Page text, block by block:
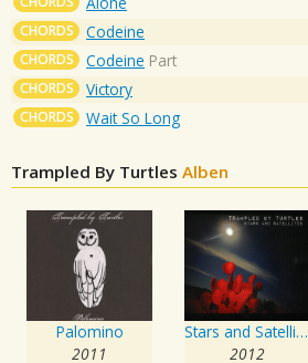
CHORDS Codeine
CHORDS Codeine Part
CHORDS Victory
CHORDS Wait So Long
Trampled By Turtles Alben
Palomino
2011
Stars and Satellites
2012